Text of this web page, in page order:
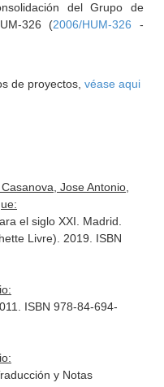
del Grupo de
326 (2006/HUM-326 -
de proyectos, véase aqui
Jose Antonio,
el siglo XXI. Madrid.
Livre). 2019. ISBN
ISBN 978-84-694-
y Notas